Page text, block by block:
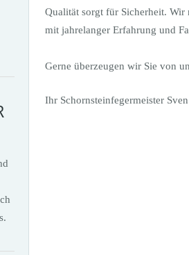
Qualität sorgt für Sicherheit. Wir
mit jahrelanger Erfahrung und
Gerne überzeugen wir Sie von
Ihr Schornsteinfegermeister